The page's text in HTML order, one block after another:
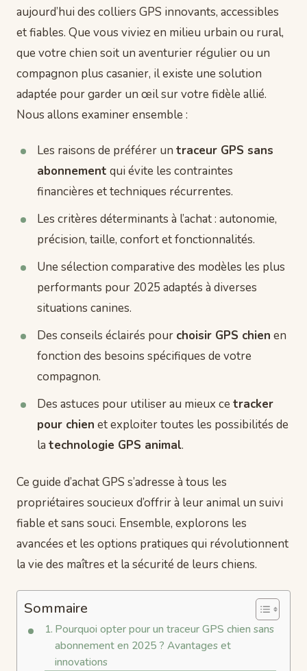
aujourd’hui des colliers GPS innovants, accessibles
et fiables. Que vous viviez en milieu urbain ou rural,
que votre chien soit un aventurier régulier ou un
compagnon plus casanier, il existe une solution
adaptée pour garder un œil sur votre fidèle allié.
Nous allons examiner ensemble :
Les raisons de préférer un traceur GPS sans
abonnement qui évite les contraintes
financières et techniques récurrentes.
Les critères déterminants à l’achat : autonomie,
précision, taille, confort et fonctionnalités.
Une sélection comparative des modèles les plus
performants pour 2025 adaptés à diverses
situations canines.
Des conseils éclairés pour choisir GPS chien en
fonction des besoins spécifiques de votre
compagnon.
Des astuces pour utiliser au mieux ce tracker
pour chien et exploiter toutes les possibilités de
la technologie GPS animal.
Ce guide d’achat GPS s’adresse à tous les
propriétaires soucieux d’offrir à leur animal un suivi
fiable et sans souci. Ensemble, explorons les
avancées et les options pratiques qui révolutionnent
la vie des maîtres et la sécurité de leurs chiens.
Sommaire
Pourquoi opter pour un traceur GPS chien sans
abonnement en 2025 ? Avantages et
innovations